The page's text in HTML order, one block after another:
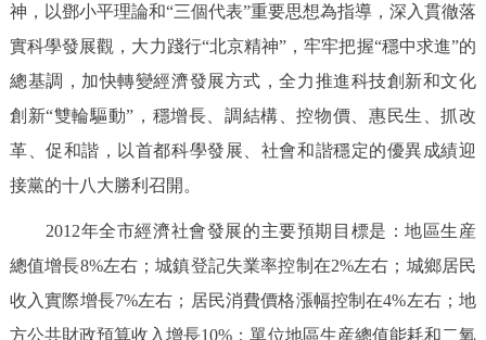
神，以鄧小平理論和“三個代表”重要思想為指導，深入貫徹落
實科學發展觀，大力踐行“北京精神”，牢牢把握“穩中求進”的
總基調，加快轉變經濟發展方式，全力推進科技創新和文化
創新“雙輪驅動”，穩增長、調結構、控物價、惠民生、抓改
革、促和諧，以首都科學發展、社會和諧穩定的優異成績迎
接黨的十八大勝利召開。
2012年全市經濟社會發展的主要預期目標是：地區生産
總值增長8%左右；城鎮登記失業率控制在2%左右；城鄉居民
收入實際增長7%左右；居民消費價格漲幅控制在4%左右；地
方公共財政預算收入增長10%；單位地區生産總值能耗和二氧